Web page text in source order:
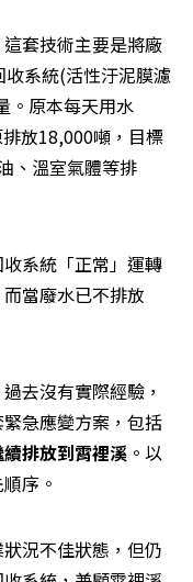
套技術主要是將廠
系統(活性汙泥膜濾
。原本每天用水
放18,000噸，目標
、溫室氣體等排
系統「正常」運轉
當廢水已不排放
去沒有實際經驗，
急應變方案，包括
排放到霄裡溪 。以
序。
況不佳狀態，但仍